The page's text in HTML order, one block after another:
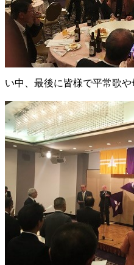
い中、最後に皆様で平常歌や